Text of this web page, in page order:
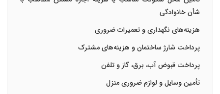
شأن خانوادگی
هزینه‌های نگهداری و تعمیرات ضروری
پرداخت شارژ ساختمان و هزینه‌های مشترک
پرداخت قبوض آب، برق، گاز و تلفن
تأمین وسایل و لوازم ضروری منزل